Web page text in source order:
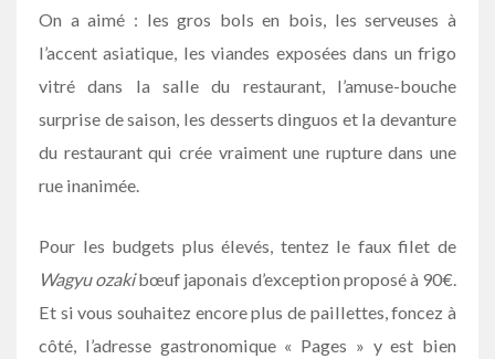
On a aimé : les gros bols en bois, les serveuses à
l’accent asiatique, les viandes exposées dans un frigo
vitré dans la salle du restaurant, l’amuse-bouche
surprise de saison, les desserts dinguos et la devanture
du restaurant qui crée vraiment une rupture dans une
rue inanimée.
Pour les budgets plus élevés, tentez le faux filet de
Wagyu ozakibœuf japonais d’exception proposé à 90€.
Et si vous souhaitez encore plus de paillettes, foncez à
côté, l’adresse gastronomique « Pages » y est bien